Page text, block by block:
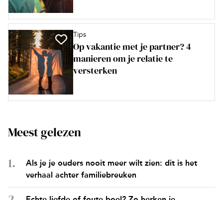
Tips
Op vakantie met je partner? 4
manieren om je relatie te
versterken
Meest gelezen
Als je je ouders nooit meer wilt zien: dit is het
verhaal achter familiebreuken